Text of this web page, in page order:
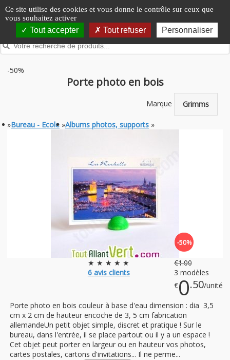
Panneau de gestion des cookies
Ce site utilise des cookies et vous donne le contrôle sur ceux que
vous souhaitez activer
Tout accepter Tout refuser Personnaliser
-50%
Porte photo en bois
Marque Grimms
»Bureau - Ecole »Albums photos, supports »
★ ★ ★ ★ ★
6avis clients
-50%
€1.00
3 modèles
€0.50/unité
Porte photo en bois couleur à base d'eau dimension : dia 3,5
cm x 2 cm de hauteur encoche de 3, 5 cm fabrication
allemandeUn petit objet simple, discret et pratique ! Sur le
bureau, dans l'entrée, il se place partout ou il y a un espace !
Cet objet peut porter en largeur ou en hauteur vos photos,
cartes postales, cartons d'invitations... Il ne perme...